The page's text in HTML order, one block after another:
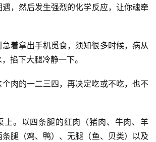
，然后发生强烈的化学反应，让你魂牵
着拿出手机觅食，须知很多时候，病从
掐下大腿冷静一下。
肉的一二三四，再决定吃或不吃，也不
上。以四条腿的红肉（猪肉、牛肉、羊
腿（鸡、鸭）、无腿（鱼、贝类）以及